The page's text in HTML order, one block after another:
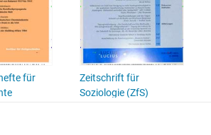
für
Zeitschrift für
Soziologie (ZfS)